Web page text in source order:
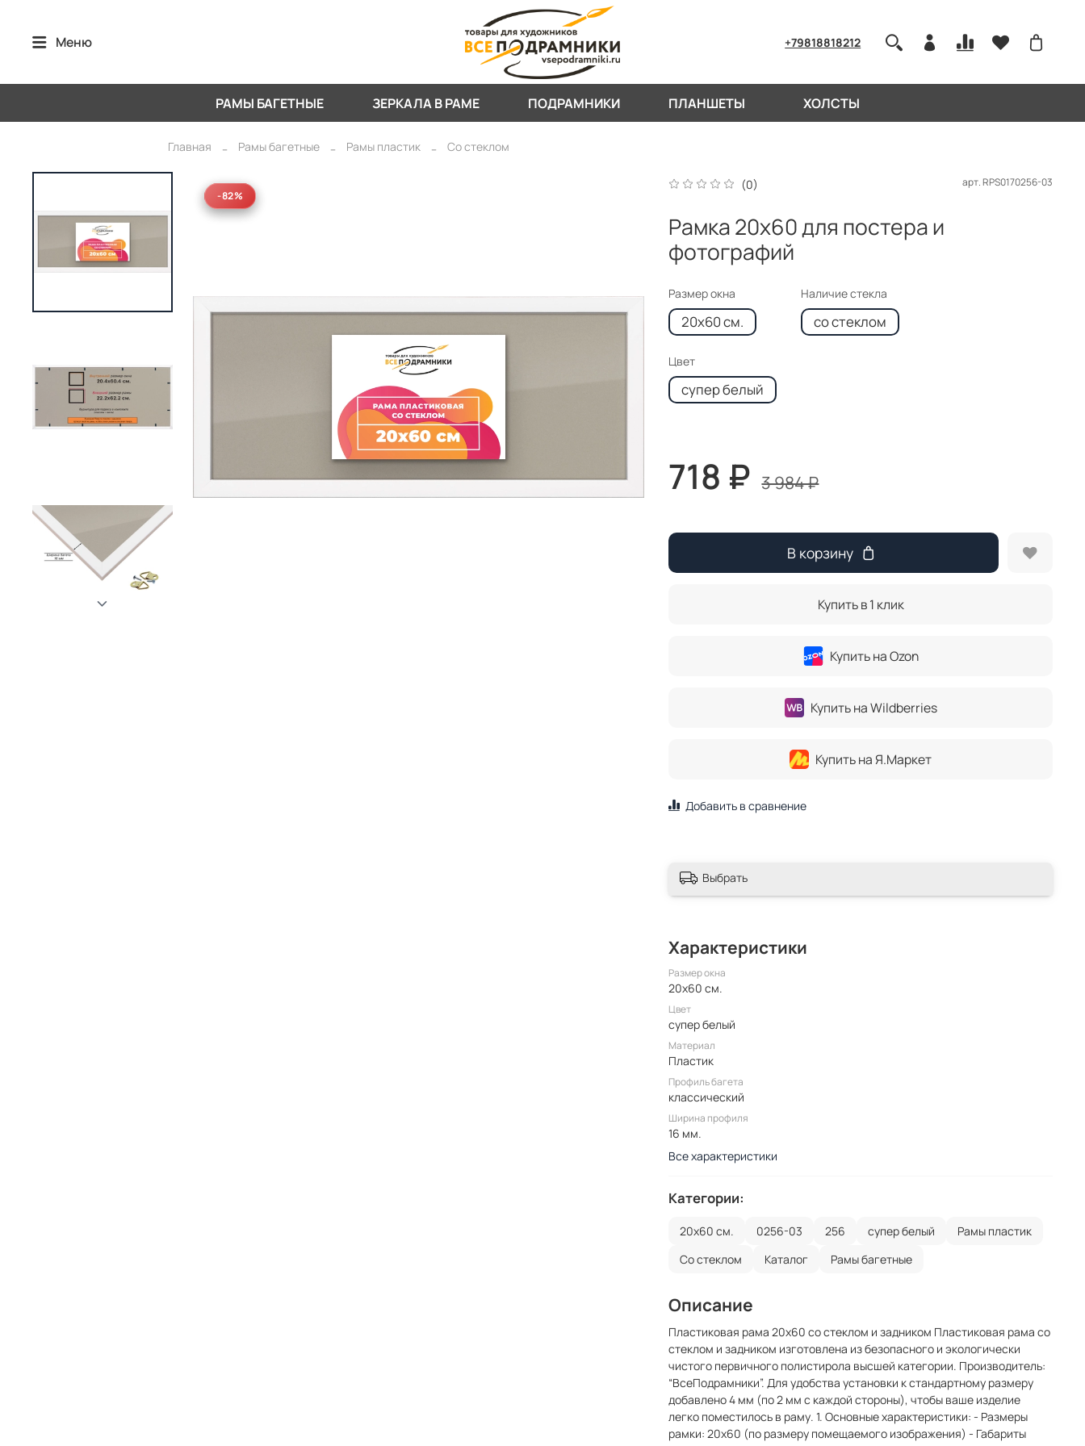
Меню +79818818212
РАМЫ БАГЕТНЫЕ ЗЕРКАЛА В РАМЕ ПОДРАМНИКИ ПЛАНШЕТЫ ХОЛСТЫ
Главная Рамы багетные Рамы пластик Со стеклом
-82%
-82%
(0) арт.RPS0170256-03
Рамка 20x60 для постера и
фотографий
Размер окна
20x60 см.
Наличие стекла
со стеклом
Цвет
супер белый
718 ₽ 3 984 ₽
В корзину
Купить в 1 клик
Купить на Ozon
Купить на Wildberries
Купить на Я.Маркет
Добавить в сравнение
Выбрать
Характеристики
Размер окна
20x60 см.
Цвет
супер белый
Материал
Пластик
Профиль багета
классический
Ширина профиля
16 мм.
Все характеристики
Категории:
20x60 см. 0256-03 256 супер белый
Рамы пластик
Со стеклом
Каталог Рамы багетные
Описание
Пластиковая рама 20x60 со стеклом и задником Пластиковая рама со
стеклом и задником изготовлена из безопасного и экологически
чистого первичного полистирола высшей категории. Производитель:
“ВсеПодрамники”. Для удобства установки к стандартному размеру
добавлено 4 мм (по 2 мм с каждой стороны), чтобы ваше изделие
легко поместилось в раму. 1. Основные характеристики: - Размеры
рамки: 20x60 (по размеру помещаемого изображения) - Габариты